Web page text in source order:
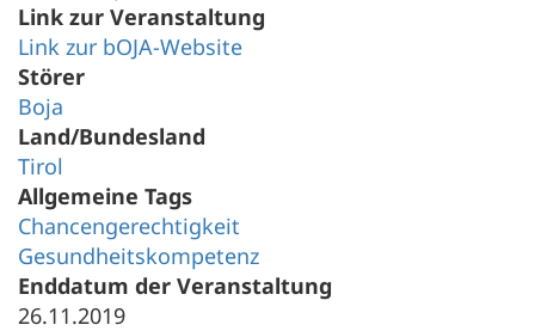
Link zur Veranstaltung
Link zur bOJA-Website
Störer
Boja
Land/Bundesland
Tirol
Allgemeine Tags
Chancengerechtigkeit
Gesundheitskompetenz
Enddatum der Veranstaltung
26.11.2019